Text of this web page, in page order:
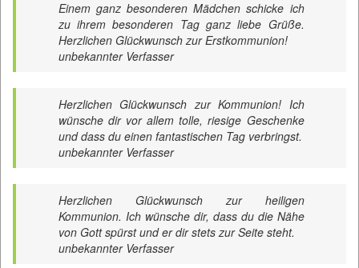
Einem ganz besonderen Mädchen schicke ich
zu ihrem besonderen Tag ganz liebe Grüße.
Herzlichen Glückwunsch zur Erstkommunion!
unbekannter Verfasser
Herzlichen Glückwunsch zur Kommunion! Ich
wünsche dir vor allem tolle, riesige Geschenke
und dass du einen fantastischen Tag verbringst.
unbekannter Verfasser
Herzlichen Glückwunsch zur heiligen
Kommunion. Ich wünsche dir, dass du die Nähe
von Gott spürst und er dir stets zur Seite steht.
unbekannter Verfasser